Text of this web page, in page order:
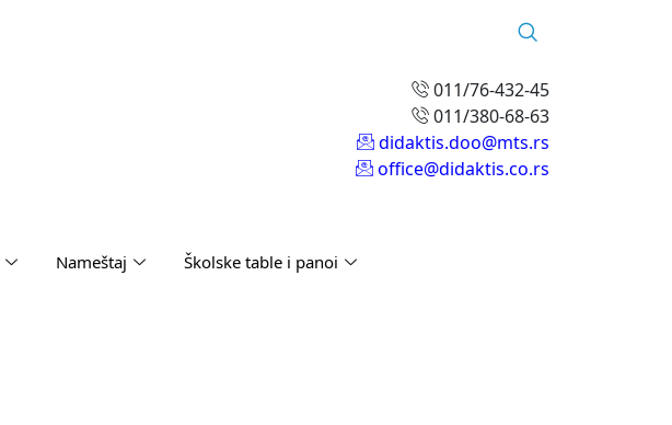
011/76-432-45
011/380-68-63
didaktis.doo@mts.rs
office@didaktis.co.rs
Nameštaj
Školske table i panoi